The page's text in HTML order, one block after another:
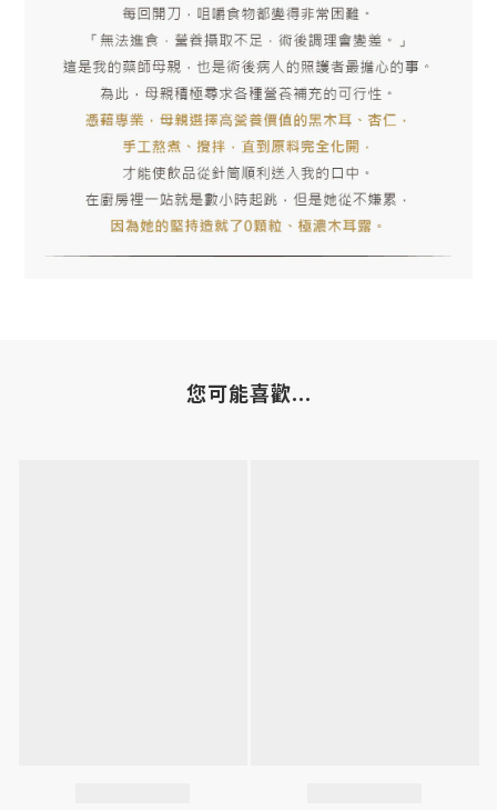
您可能喜歡...